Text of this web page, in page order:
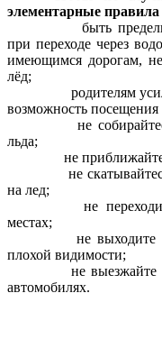
элементарные правила
быть
при переходе через
имеющимся дорогам,
лёд;
родителям
возможность
не
льда;
не
не
на лед;
не
местах;
не выходите
плохой видимости;
не выезжайте
автомобилях.